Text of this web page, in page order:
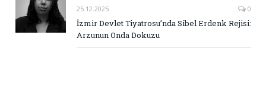
25.12.2025 0
İzmir Devlet Tiyatrosu’nda Sibel Erdenk Rejisi:
Arzunun Onda Dokuzu